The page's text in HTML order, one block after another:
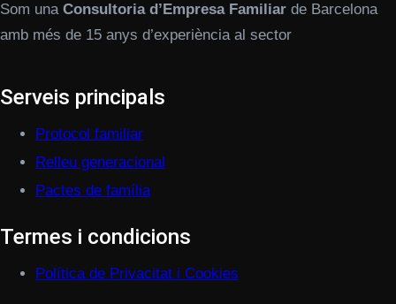
Som una Consultoria d’Empresa Familiar de Barcelona
amb més de 15 anys d’experiència al sector
Serveis principals
Protocol familiar
Relleu generacional
Pactes de família
Termes i condicions
Política de Privacitat i Cookies